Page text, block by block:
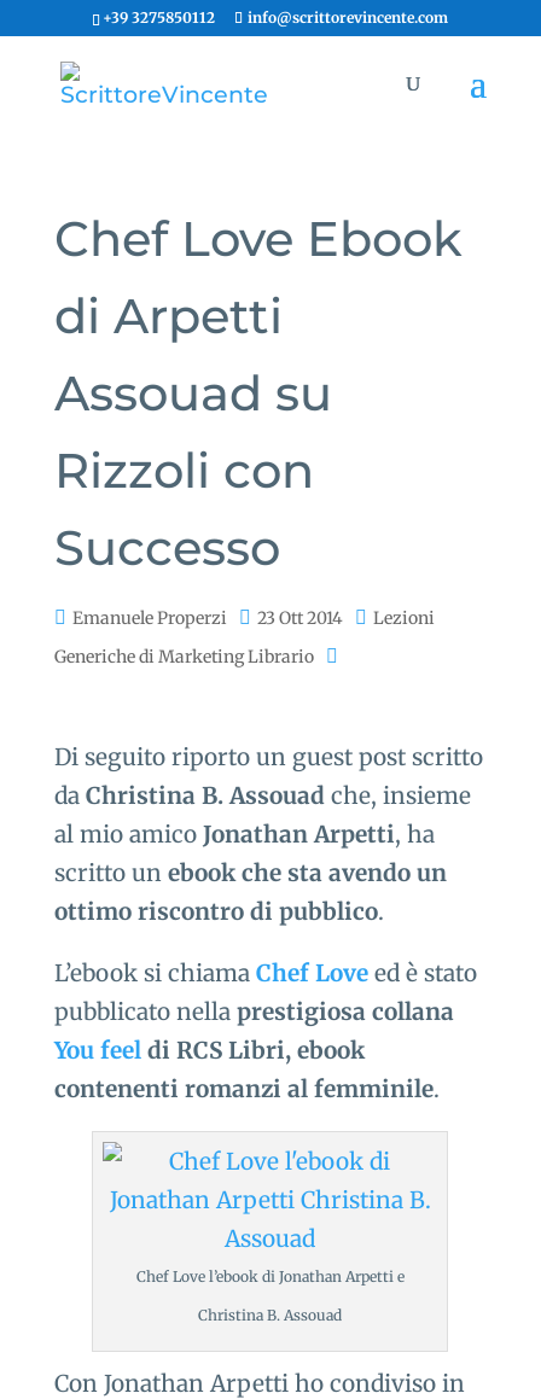
+39 3275850112 info@scrittorevincente.com
Chef Love Ebook
di Arpetti
Assouad su
Rizzoli con
Successo
Emanuele Properzi 23 Ott 2014
Lezioni
Generiche di Marketing Librario
Di seguito riporto un guest post scritto
da Christina B. Assouadche, insieme
al mio amico Jonathan Arpetti, ha
scritto un ebook che sta avendo un
ottimo riscontro di pubblico.
L’ebook si chiama Chef Loveed è stato
pubblicato nella prestigiosa collana
You feeldi RCS Libri, ebook
contenenti romanzi al femminile.
Chef Love l’ebook di Jonathan Arpetti e
Christina B. Assouad
Con Jonathan Arpetti ho condiviso in